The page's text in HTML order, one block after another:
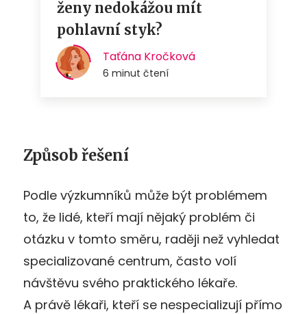
Způsob řešení
Podle výzkumníků může být problémem
to, že lidé, kteří mají nějaký problém či
otázku v tomto směru, raději než vyhledat
specializované centrum, často volí
návštěvu svého praktického lékaře.
A právě lékaři, kteří se nespecializují přímo